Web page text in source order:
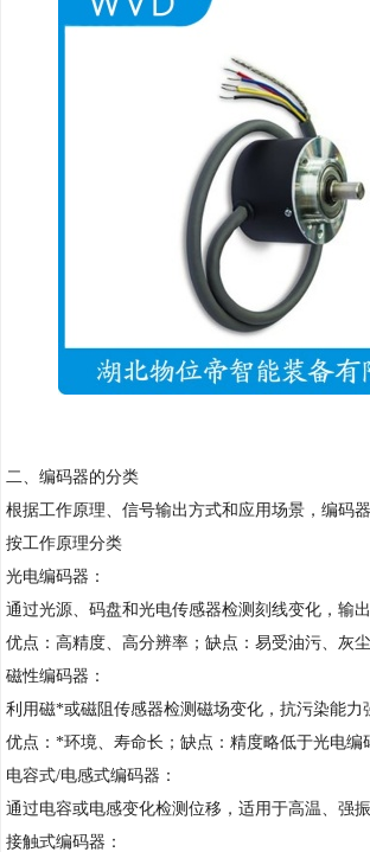
二、编码器的分类
根据工作原理、信号输出方式和应用场景，编码
按工作原理分类
光电编码器：
通过光源、码盘和光电传感器检测刻线变化，输
优点：高精度、高分辨率；缺点：易受油污、灰
磁性编码器：
利用磁*或磁阻传感器检测磁场变化，抗污染能力
优点：*环境、寿命长；缺点：精度略低于光电编
电容式/电感式编码器：
通过电容或电感变化检测位移，适用于高温、强振
接触式编码器：